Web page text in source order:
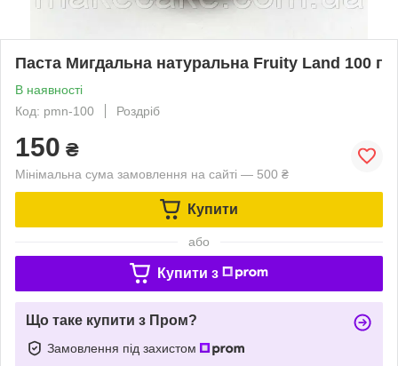
Паста Мигдальна натуральна Fruity Land 100 г
В наявності
Код: pmn-100
Роздріб
150 ₴
Мінімальна сума замовлення на сайті — 500 ₴
Купити
або
Купити з
Що таке купити з Пром?
Замовлення під захистом